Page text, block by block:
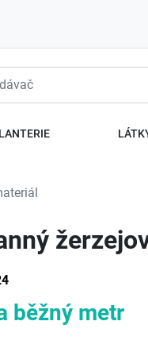
běžný metr